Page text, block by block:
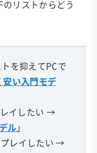
リストからどう
を抑えてPCで
安い入門モデ
レイしたい →
ル 」
プレイしたい →